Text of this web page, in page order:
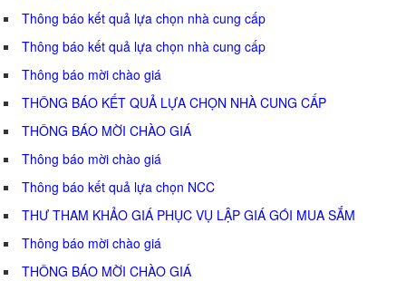
Thông báo kết quả lựa chọn nhà cung cấp
Thông báo kết quả lựa chọn nhà cung cấp
Thông báo mời chào giá
THÔNG BÁO KẾT QUẢ LỰA CHỌN NHÀ CUNG CẤP
THÔNG BÁO MỜI CHÀO GIÁ
Thông báo mời chào giá
Thông báo kết quả lựa chọn NCC
THƯ THAM KHẢO GIÁ PHỤC VỤ LẬP GIÁ GÓI MUA SẮM
Thông báo mời chào giá
THÔNG BÁO MỜI CHÀO GIÁ